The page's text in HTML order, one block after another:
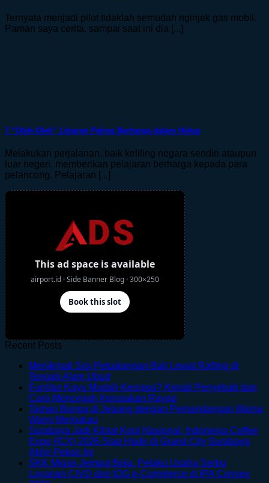
Ternyata menjadi pilot tidaklah semudah nginjek gas mobil.
Paman saya cerita, sampai saat ini dia [...]
7 “Oleh-Oleh” Liburan Paling Berharga dalam Hidup
Melakukan perjalanan, baik keliling negara sendiri ataupun
luar negeri, memberikan pelajaran berharga kepada para
pelancong. Pelajaran [...]
Recent Posts
Menikmati Sisi Petualangan Bali Lewat Rafting di
Tengah Alam Ubud
Comments
on
Menikmati
Petualangan
Bali
Rafting
di
Furnitur Kayu Mudah Keropos? Kenali Penyebab dan
Cara Mencegah Kerusakan RayapNo
Comments
Furnitur
Kayu
Keropos?
Kenali
Taman Bunga di Jepang dengan Pemandangan Warna
Warni Memukau
Comments
on
Bunga
di
Surabaya Jadi Kiblat Kopi Nasional, Indonesia Coffee
Expo (ICX) 2026 Siap Hadir di Grand City Surabaya
Akhir Pekan Ini
Comments
on
SKK Migas Jemput Bola, Pelaku Usaha Serbu
Layanan CIVD dan IOG e-Commerce di IPA Convex